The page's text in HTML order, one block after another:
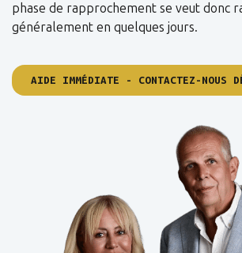
phase de rapprochement se veut donc
généralement en quelques jours.
AIDE IMMÉDIATE - CONTACTEZ-NOUS